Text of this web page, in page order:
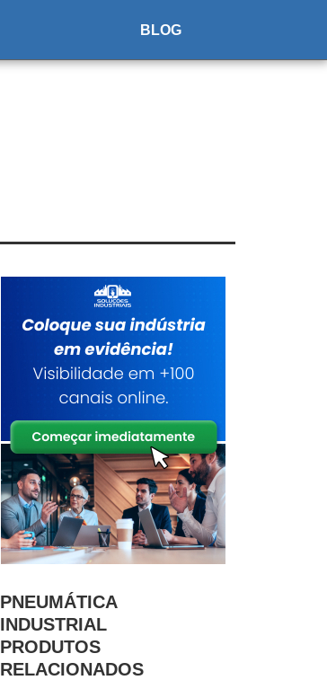
BLOG
PNEUMÁTICA
INDUSTRIAL
PRODUTOS
RELACIONADOS